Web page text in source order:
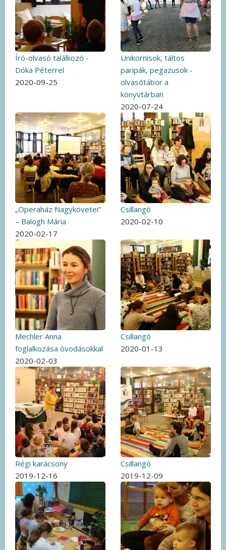
Író-olvasó találkozó -
Dóka Péterrel
2020-09-25
Unikornisok, táltos
paripák, pegazusok -
olvasótábor a
könyvtárban
2020-07-24
„Operaház Nagykövetei”
– Balogh Mária
2020-02-17
Csillangó
2020-02-10
Mechler Anna
foglalkozása óvodásokkal
2020-02-03
Csillangó
2020-01-13
Régi karácsony
2019-12-16
Csillangó
2019-12-09